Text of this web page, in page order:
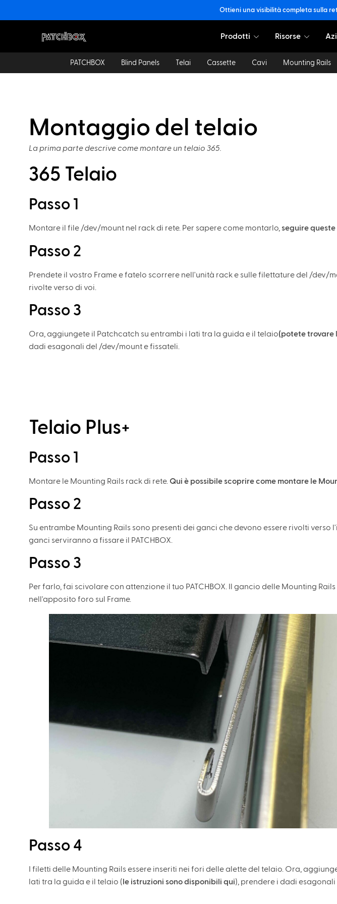
Ottieni una visibilità completa sulla
Prodotti Risorse
PATCHBOX Blind Panels Telai Cassette Cavi Mounting Rails
Montaggio del telaio
La prima parte descrive come montare un telaio 365.
365 Telaio
Passo 1
Montare il file /dev/mount nel rack di rete. Per sapere come montarlo, seguire
Passo 2
Prendete il vostro Frame e fatelo scorrere nell'unità rack e sulle filettature del /dev/
rivolte verso di voi.
Passo 3
Ora, aggiungete il Patchcatch su entrambi i lati tra la guida e il telaio(potete trovare
dadi esagonali del /dev/mount e fissateli.
Telaio Plus+
Passo 1
Montare le Mounting Rails rack di rete. Qui è possibile scoprire come montare le
Passo 2
Su entrambe Mounting Rails sono presenti dei ganci che devono essere rivolti verso
ganci serviranno a fissare il PATCHBOX.
Passo 3
Per farlo, fai scivolare con attenzione il tuo PATCHBOX. Il gancio delle Mounting
nell'apposito foro sul Frame.
Passo 4
I filetti delle Mounting Rails essere inseriti nei fori delle alette del telaio. Ora,
lati tra la guida e il telaio (le istruzioni sono disponibili qui), prendere i dadi esagonali